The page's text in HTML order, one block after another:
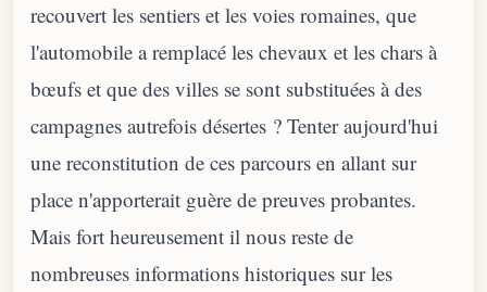
recouvert les sentiers et les voies romaines, que
l'automobile a remplacé les chevaux et les chars à
bœufs et que des villes se sont substituées à des
campagnes autrefois désertes ? Tenter aujourd'hui
une reconstitution de ces parcours en allant sur
place n'apporterait guère de preuves probantes.
Mais fort heureusement il nous reste de
nombreuses informations historiques sur les